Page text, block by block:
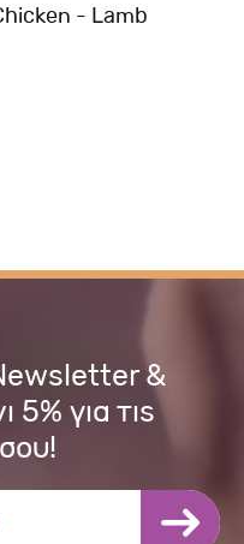
- Lamb
&
5% για τις